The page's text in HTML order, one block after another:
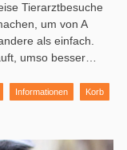
Tierarztbesuche
um von A
als einfach.
umso besser…
Informationen Korb